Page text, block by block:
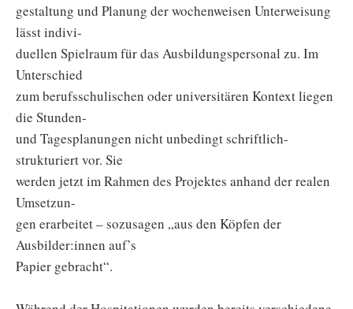
gestaltung und Planung der wochenweisen Unterweisung
lässt indivi-
duellen Spielraum für das Ausbildungspersonal zu. Im
Unterschied
zum berufsschulischen oder universitären Kontext liegen
die Stunden-
und Tagesplanungen nicht unbedingt schriftlich-
strukturiert vor. Sie
werden jetzt im Rahmen des Projektes anhand der realen
Umsetzun-
gen erarbeitet – sozusagen „aus den Köpfen der
Ausbilder:innen auf’s
Papier gebracht“.